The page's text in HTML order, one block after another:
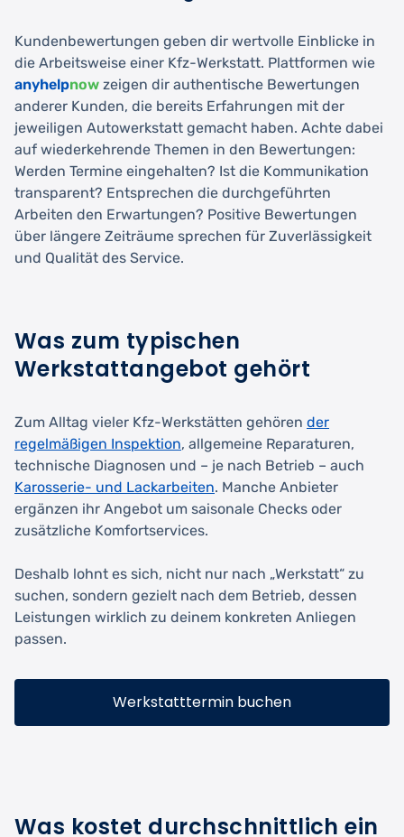
Kundenbewertungen geben dir wertvolle Einblicke in
die Arbeitsweise einer Kfz-Werkstatt. Plattformen wie
anyhelpnow zeigen dir authentische Bewertungen
anderer Kunden, die bereits Erfahrungen mit der
jeweiligen Autowerkstatt gemacht haben. Achte dabei
auf wiederkehrende Themen in den Bewertungen:
Werden Termine eingehalten? Ist die Kommunikation
transparent? Entsprechen die durchgeführten
Arbeiten den Erwartungen? Positive Bewertungen
über längere Zeiträume sprechen für Zuverlässigkeit
und Qualität des Service.
Was zum typischen
Werkstattangebot gehört
Zum Alltag vieler Kfz-Werkstätten gehören der
regelmäßigen Inspektion, allgemeine Reparaturen,
technische Diagnosen und – je nach Betrieb – auch
Karosserie- und Lackarbeiten. Manche Anbieter
ergänzen ihr Angebot um saisonale Checks oder
zusätzliche Komfortservices.
Deshalb lohnt es sich, nicht nur nach „Werkstatt“ zu
suchen, sondern gezielt nach dem Betrieb, dessen
Leistungen wirklich zu deinem konkreten Anliegen
passen.
Werkstatttermin buchen
Was kostet durchschnittlich ein